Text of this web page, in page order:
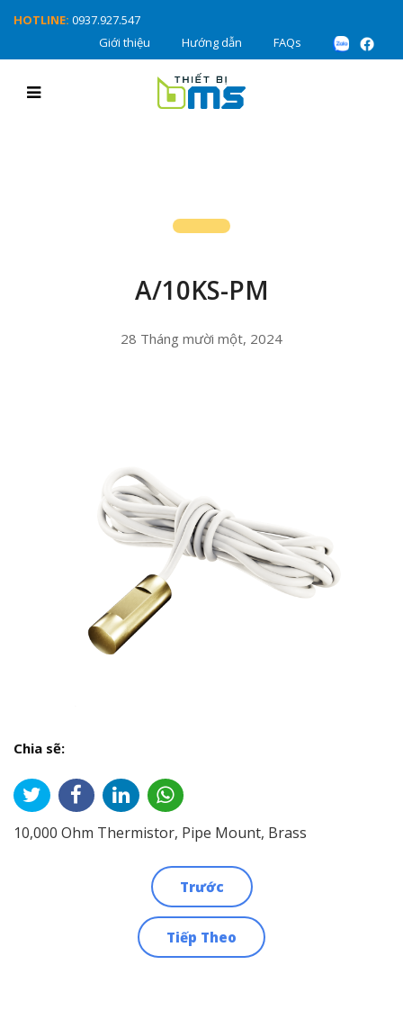
HOTLINE: 0937.927.547
Giới thiệu
Hướng dẫn FAQs
A/10KS-PM
28 Tháng mười một, 2024
Chia sẽ:
10,000 Ohm Thermistor, Pipe Mount, Brass
Trước
Tiếp Theo